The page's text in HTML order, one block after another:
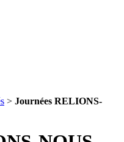
> Journées RELIONS-